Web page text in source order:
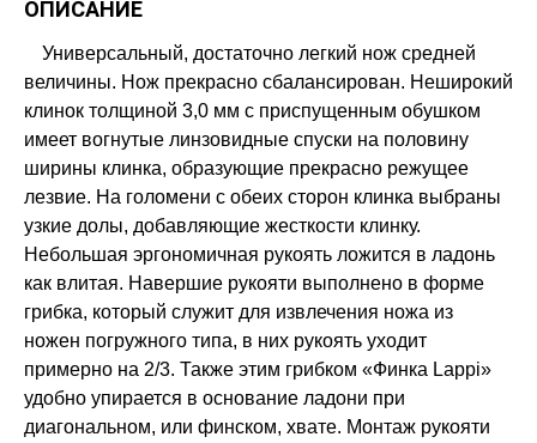
ОПИСАНИЕ
Универсальный, достаточно легкий нож средней
величины. Нож прекрасно сбалансирован. Неширокий
клинок толщиной 3,0 мм с приспущенным обушком
имеет вогнутые линзовидные спуски на половину
ширины клинка, образующие прекрасно режущее
лезвие. На голомени с обеих сторон клинка выбраны
узкие долы, добавляющие жесткости клинку.
Небольшая эргономичная рукоять ложится в ладонь
как влитая. Навершие рукояти выполнено в форме
грибка, который служит для извлечения ножа из
ножен погружного типа, в них рукоять уходит
примерно на 2/3. Также этим грибком «Финка Lappi»
удобно упирается в основание ладони при
диагональном, или финском, хвате. Монтаж рукояти